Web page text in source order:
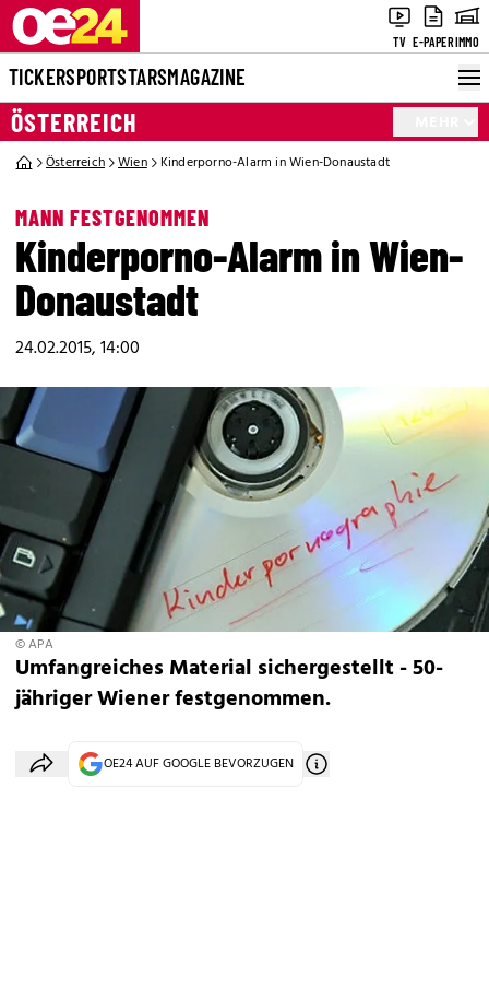
TV E-PAPERIMMO
TICKERSPORTSTARSMAGAZINE
ÖSTERREICH
Österreich Wien Kinderporno-Alarm in Wien-Donaustadt
MANN FESTGENOMMEN
Kinderporno-Alarm in Wien-
Donaustadt
24.02.2015, 14:00
© APA
Umfangreiches Material sichergestellt - 50-
jähriger Wiener festgenommen.
OE24 AUF GOOGLE BEVORZUGEN